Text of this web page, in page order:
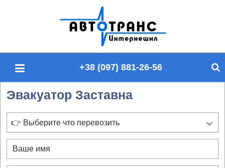
п
й
у
+38 (097) 881-26-56
Эвакуатор Заставна
👉 Выберите что перевозить